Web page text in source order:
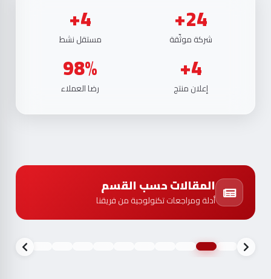
24+
شركة موثّقة
4+
مستقل نشط
4+
إعلان منتج
98%
رضا العملاء
المقالات حسب القسم
أدلة ومراجعات تكنولوجية من فريقنا